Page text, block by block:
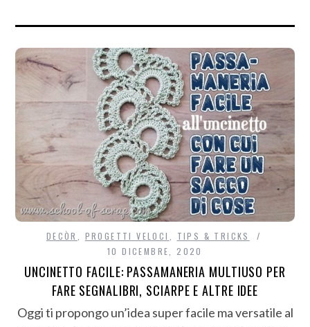
DECÒR PROGETTI VELOCI
TIPS & TRICKS
10 DICEMBRE, 2020
UNCINETTO FACILE: PASSAMANERIA MULTIUSO PER
FARE SEGNALIBRI, SCIARPE E ALTRE IDEE
Oggi ti propongo un’idea super facile ma versatile al